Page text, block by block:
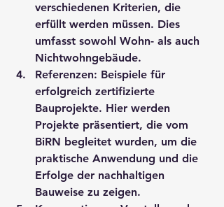
verschiedenen Kriterien, die
erfüllt werden müssen. Dies
umfasst sowohl Wohn- als auch
Nichtwohngebäude.
Referenzen: Beispiele für
erfolgreich zertifizierte
Bauprojekte. Hier werden
Projekte präsentiert, die vom
BiRN begleitet wurden, um die
praktische Anwendung und die
Erfolge der nachhaltigen
Bauweise zu zeigen.